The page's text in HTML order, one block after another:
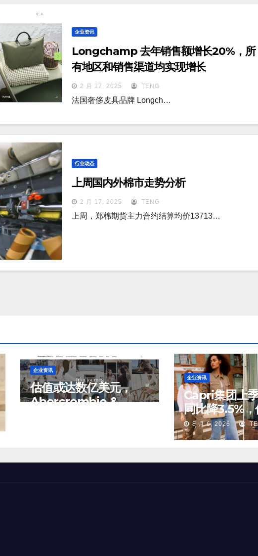
企业资讯
Longchamp 去年销售额增长20%，所
有地区和销售渠道均实现增长
2 月 17, 2025 TENG
法国奢侈皮具品牌 Longch…
行业动态
上周国内外棉市走势分析
2 月 17, 2025 TENG
上周，郑棉期货主力合约结算均价13713…
企业资讯
估值或达数亿美元，
Abercrombie &
企业资讯
Capri集团上
同比降3.5%
期；Michael
中国市场持续
8 月 6, 2026